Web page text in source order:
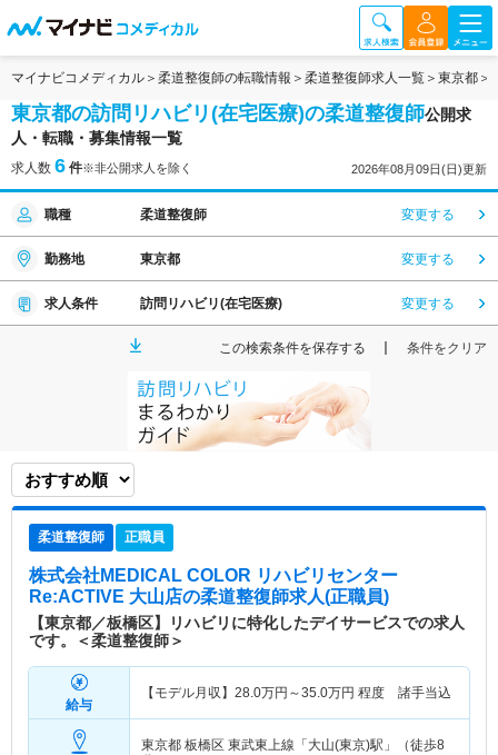
マイナビコメディカル 柔道整復師の転職情報 柔道整復師求人一覧 東京都
東京都の訪問リハビリ(在宅医療)の柔道整復師公開求
人・転職・募集情報一覧
求人数 6 件※非公開求人を除く 2026年08月09日(日)更新
職種 柔道整復師 変更する
勤務地 東京都 変更する
求人条件 訪問リハビリ(在宅医療) 変更する
この検索条件を保存する 条件をクリア
柔道整復師 正職員
株式会社MEDICAL COLOR リハビリセンター
Re:ACTIVE 大山店の柔道整復師求人(正職員)
【東京都／板橋区】リハビリに特化したデイサービスでの求人
です。＜柔道整復師＞
給与
【モデル月収】 28.0万円～35.0万円 程度 諸手当込
東京都 板橋区 東武東上線「大山(東京)駅」（徒歩8